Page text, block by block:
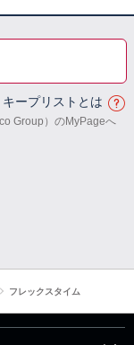
キープリストとは
Group）のMyPageへ
フレックスタイム